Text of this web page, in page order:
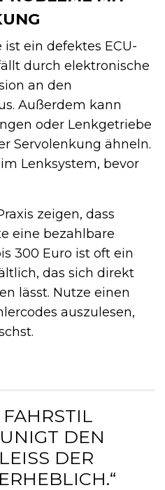
ein defektes ECU-
durch elektronische
an den
Außerdem kann
oder Lenkgetriebe
Servolenkung ähneln.
Lenksystem, bevor
zeigen, dass
eine bezahlbare
300 Euro ist oft ein
das sich direkt
lässt. Nutze einen
auszulesen,
FAHRSTIL
DEN
DER B